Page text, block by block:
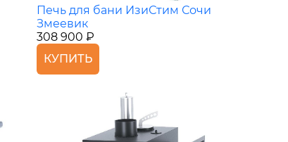
Печь для бани ИзиСтим Сочи
Змеевик
308 900 ₽
КУПИТЬ